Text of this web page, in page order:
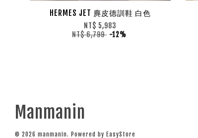
HERMES JET 麂皮德訓鞋 白色
NT$ 5,983
NT$ 6,799 -12%
Manmanin
© 2026 manmanin. Powered by EasyStore